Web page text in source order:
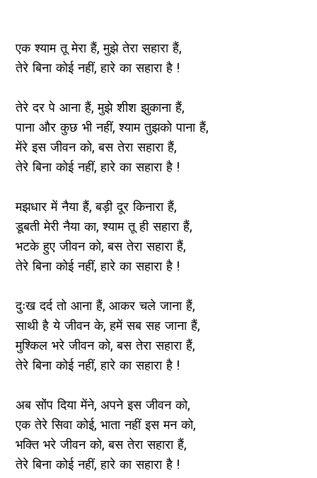
एक श्याम तू मेरा हैं, मुझे तेरा सहारा हैं,
तेरे बिना कोई नहीं, हारे का सहारा है !
तेरे दर पे आना हैं, मुझे शीश झुकाना हैं,
पाना और कुछ भी नहीं, श्याम तुझको पाना हैं,
मेंरे इस जीवन को, बस तेरा सहारा हैं,
तेरे बिना कोई नहीं, हारे का सहारा है !
मझधार में नैया हैं, बड़ी दूर किनारा हैं,
डूबती मेरी नैया का, श्याम तू ही सहारा हैं,
भटके हुए जीवन को, बस तेरा सहारा हैं,
तेरे बिना कोई नहीं, हारे का सहारा है !
दुःख दर्द तो आना हैं, आकर चले जाना हैं,
साथी है ये जीवन के, हमें सब सह जाना हैं,
मुश्किल भरे जीवन को, बस तेरा सहारा हैं,
तेरे बिना कोई नहीं, हारे का सहारा है !
अब सोंप दिया मेंने, अपने इस जीवन को,
एक तेरे सिवा कोई, भाता नहीं इस मन को,
भक्ति भरे जीवन को, बस तेरा सहारा हैं,
तेरे बिना कोई नहीं, हारे का सहारा है !